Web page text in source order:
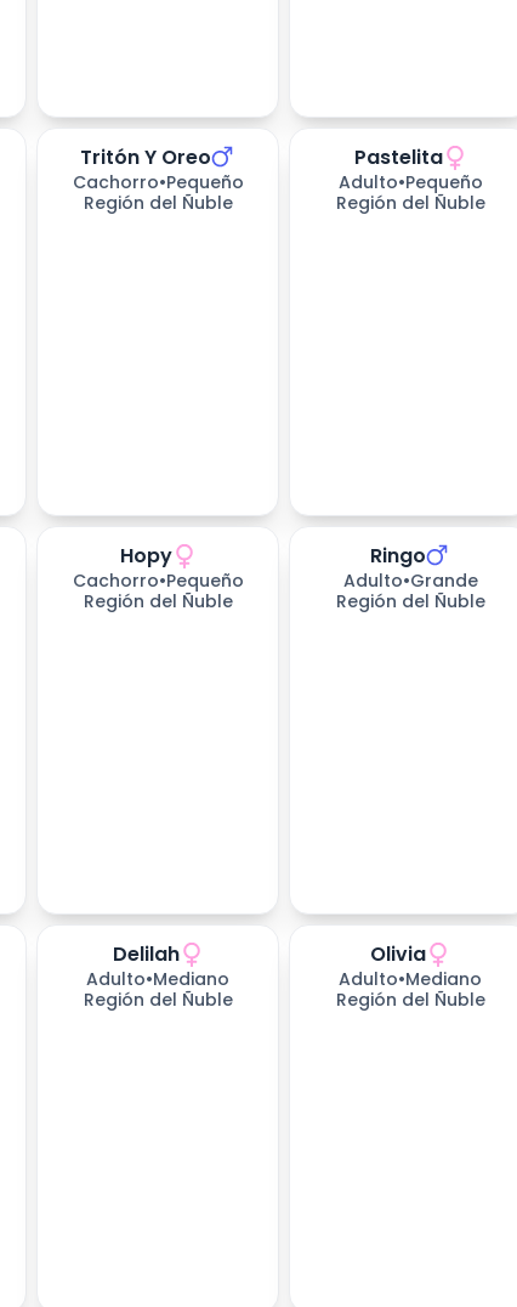
días esperando
Tritón Y Oreo
Cachorro•Pequeño
Región del Ñuble
días esperando
Pastelita
Adulto•Pequeño
Región del Ñuble
días esperando
Hopy
Cachorro•Pequeño
Región del Ñuble
días esperando
Ringo
Adulto•Grande
Región del Ñuble
días esperando
Delilah
Adulto•Mediano
Región del Ñuble
días esperando
Olivia
Adulto•Mediano
Región del Ñuble